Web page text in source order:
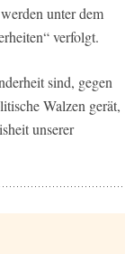
unter dem
verfolgt.
sind, gegen
Walzen gerät,
unserer